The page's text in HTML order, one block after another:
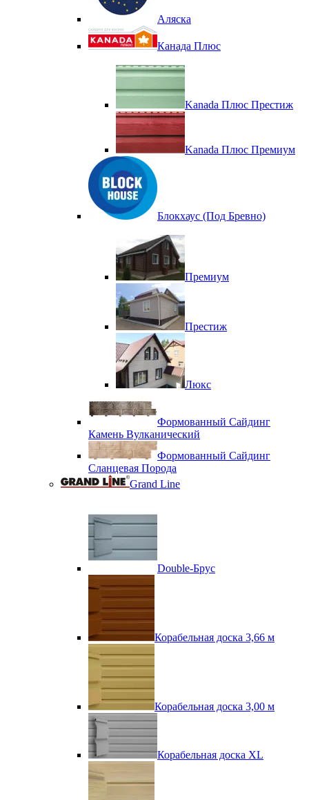
Аляска
Канада Плюс
Kanada Плюс Престиж
Kanada Плюс Премиум
Блокхаус (Под Бревно)
Премиум
Престиж
Люкс
Формованный Сайдинг
Камень Вулканический
Формованный Сайдинг
Сланцевая Порода
Grand Line
Double-Брус
Корабельная доска 3,66 м
Корабельная доска 3,00 м
Корабельная доска XL